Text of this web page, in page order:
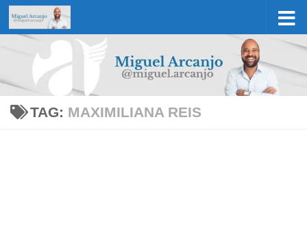
Skip to content
TAG: MAXIMILIANA REIS